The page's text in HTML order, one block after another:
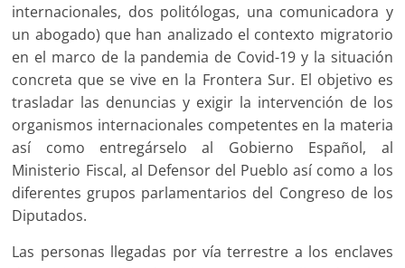
internacionales, dos politólogas, una comunicadora y
un abogado) que han analizado el contexto migratorio
en el marco de la pandemia de Covid-19 y la situación
concreta que se vive en la Frontera Sur. El objetivo es
trasladar las denuncias y exigir la intervención de los
organismos internacionales competentes en la materia
así como entregárselo al Gobierno Español, al
Ministerio Fiscal, al Defensor del Pueblo así como a los
diferentes grupos parlamentarios del Congreso de los
Diputados.
Las personas llegadas por vía terrestre a los enclaves